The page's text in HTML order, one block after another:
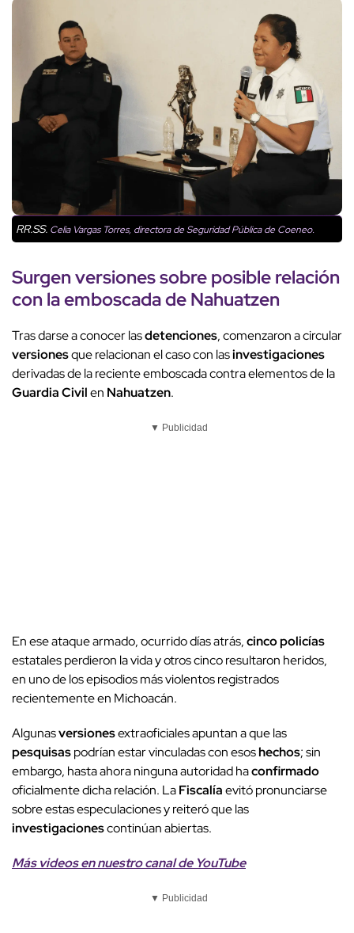
RR.SS. Celia Vargas Torres, directora de Seguridad Pública de Coeneo.
Surgenversionessobre posible relación
con laemboscada de Nahuatzen
Tras darse a conocer lasdetenciones, comenzaron a circular
versionesque relacionan el caso con lasinvestigaciones
derivadas de la reciente emboscada contra elementos de la
Guardia Civilen Nahuatzen.
▼ Publicidad
En ese ataque armado, ocurrido días atrás,cinco policías
estatales perdieron la vida y otros cinco resultaron heridos,
en uno de los episodios más violentos registrados
recientemente en Michoacán.
Algunasversionesextraoficiales apuntan a que las
pesquisaspodrían estar vinculadas con esoshechos; sin
embargo, hasta ahora ninguna autoridad haconfirmado
oficialmente dicha relación. LaFiscalíaevitó pronunciarse
sobre estas especulaciones y reiteró que las
investigacionescontinúan abiertas.
Más videosen nuestro canal de YouTube
▼ Publicidad